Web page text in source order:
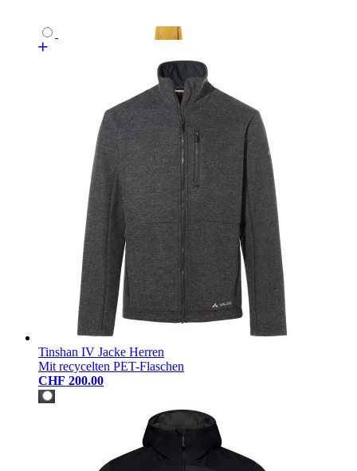
Tinshan IV Jacke Herren
Mit recycelten PET-Flaschen
CHF 200.00